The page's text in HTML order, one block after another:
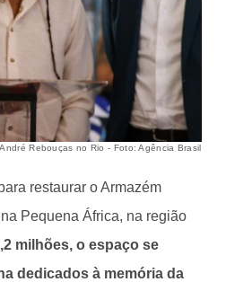
Rebouças no Rio - Foto: Agência Brasil
restaurar o Armazém
Pequena África, na região
milhões, o espaço se
dedicados à memória da